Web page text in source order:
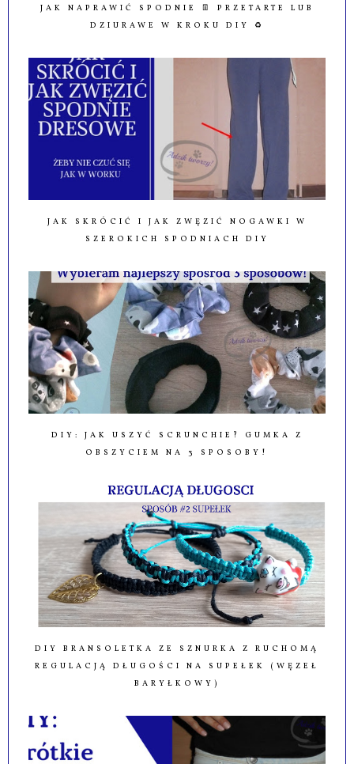
JAK NAPRAWIĆ SPODNIE 👖 PRZETARTE LUB
DZIURAWE W KROKU DIY ♻️
JAK SKRÓCIĆ I JAK ZWĘZIĆ NOGAWKI W
SZEROKICH SPODNIACH DIY
DIY: JAK USZYĆ SCRUNCHIE? GUMKA Z
OBSZYCIEM NA 3 SPOSOBY!
DIY BRANSOLETKA ZE SZNURKA Z RUCHOMĄ
REGULACJĄ DŁUGOŚCI NA SUPEŁEK (WĘZEŁ
BARYŁKOWY)